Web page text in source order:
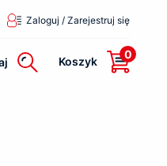
Zaloguj / Zarejestruj się
Koszyk
0